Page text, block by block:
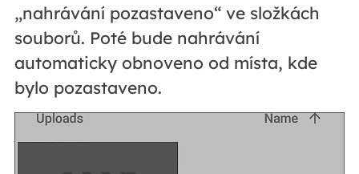
„nahrávání pozastaveno“ ve složkách
souborů. Poté bude nahrávání
automaticky obnoveno od místa, kde
bylo pozastaveno.